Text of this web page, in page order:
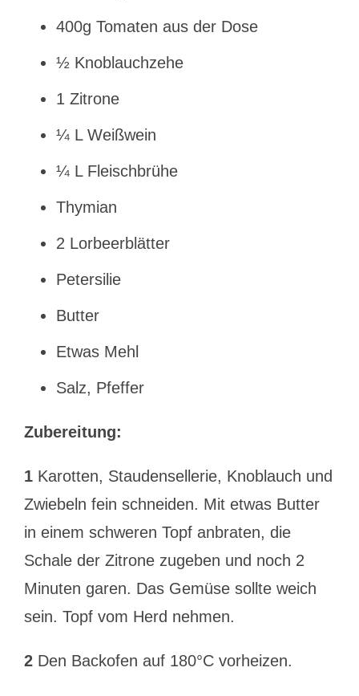
400g Tomaten aus der Dose
½ Knoblauchzehe
1 Zitrone
¼ L Weißwein
¼ L Fleischbrühe
Thymian
2 Lorbeerblätter
Petersilie
Butter
Etwas Mehl
Salz, Pfeffer
Zubereitung:
1Karotten, Staudensellerie, Knoblauch und
Zwiebeln fein schneiden. Mit etwas Butter
in einem schweren Topf anbraten, die
Schale der Zitrone zugeben und noch 2
Minuten garen. Das Gemüse sollte weich
sein. Topf vom Herd nehmen.
2Den Backofen auf 180°C vorheizen.